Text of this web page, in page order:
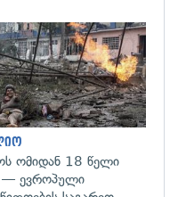
ომიდან 18 წელი
— ევროპული